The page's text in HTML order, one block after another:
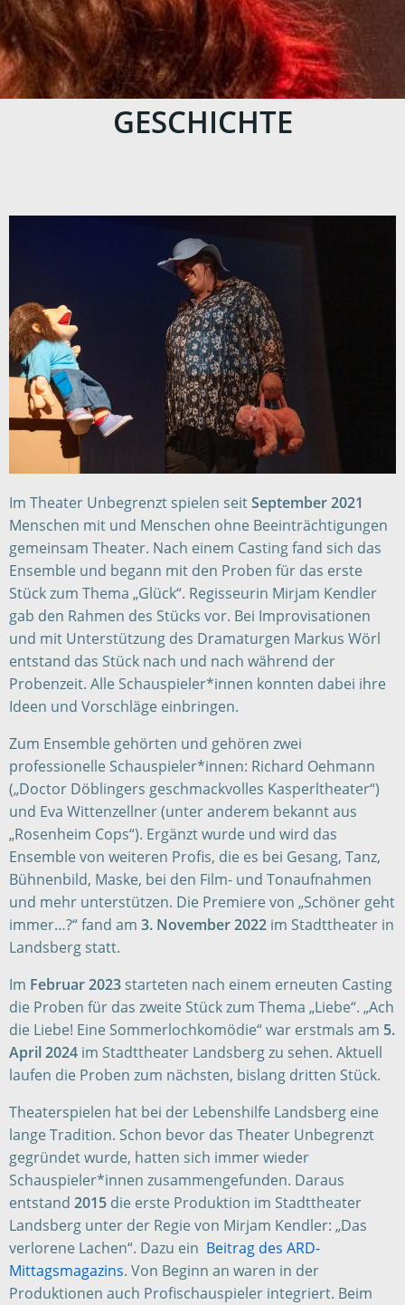
GESCHICHTE
Im Theater Unbegrenzt spielen seitSeptember 2021
Menschen mit und Menschen ohne Beeinträchtigungen
gemeinsam Theater. Nach einem Casting fand sich das
Ensemble und begann mit den Proben für das erste
Stück zum Thema „Glück“. Regisseurin Mirjam Kendler
gab den Rahmen des Stücks vor. Bei Improvisationen
und mit Unterstützung des Dramaturgen Markus Wörl
entstand das Stück nach und nach während der
Probenzeit. Alle Schauspieler*innen konnten dabei ihre
Ideen und Vorschläge einbringen.
Zum Ensemble gehörten und gehören zwei
professionelle Schauspieler*innen: Richard Oehmann
(„Doctor Döblingers geschmackvolles Kasperltheater“)
und Eva Wittenzellner (unter anderem bekannt aus
„Rosenheim Cops“). Ergänzt wurde und wird das
Ensemble von weiteren Profis, die es bei Gesang, Tanz,
Bühnenbild, Maske, bei den Film- und Tonaufnahmen
und mehr unterstützen. Die Premiere von „Schöner geht
immer…?“ fand am 3. November 2022 im Stadttheater in
Landsberg statt.
Im Februar 2023 starteten nach einem erneuten Casting
die Proben für das zweite Stück zum Thema „Liebe“. „Ach
die Liebe! Eine Sommerlochkomödie“ war erstmals am 5.
April 2024 im Stadttheater Landsberg zu sehen. Aktuell
laufen die Proben zum nächsten, bislang dritten Stück.
Theaterspielen hat bei der Lebenshilfe Landsberg eine
lange Tradition. Schon bevor das Theater Unbegrenzt
gegründet wurde, hatten sich immer wieder
Schauspieler*innen zusammengefunden. Daraus
entstand 2015 die erste Produktion im Stadttheater
Landsberg unter der Regie von Mirjam Kendler: „Das
verlorene Lachen“. Dazu ein Beitrag des ARD-
Mittagsmagazins. Von Beginn an waren in der
Produktionen auch Profischauspieler integriert. Beim